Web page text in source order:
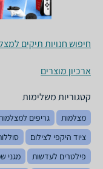
חיפוש חנויות תיקים
ארכיון מוצרים
קטגוריות משלימות
מצלמות גריפים
ציוד היקפי לצילום
פילטרים לעדשות
מגני